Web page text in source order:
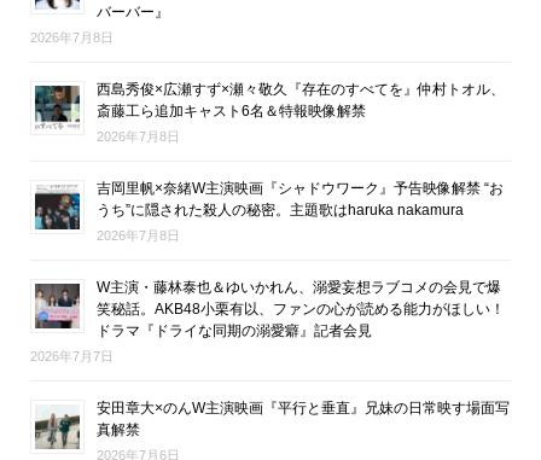
バーバー』
2026年7月8日
西島秀俊×広瀬すず×瀬々敬久『存在のすべてを』仲村トオル、
斎藤工ら追加キャスト6名＆特報映像解禁
2026年7月8日
吉岡里帆×奈緒W主演映画『シャドウワーク』予告映像解禁 “お
うち”に隠された殺人の秘密。主題歌はharuka nakamura
2026年7月8日
W主演・藤林泰也＆ゆいかれん、溺愛妄想ラブコメの会見で爆
笑秘話。AKB48小栗有以、ファンの心が読める能力がほしい！
ドラマ『ドライな同期の溺愛癖』記者会見
2026年7月7日
安田章大×のんW主演映画『平行と垂直』兄妹の日常映す場面写
真解禁
2026年7月6日